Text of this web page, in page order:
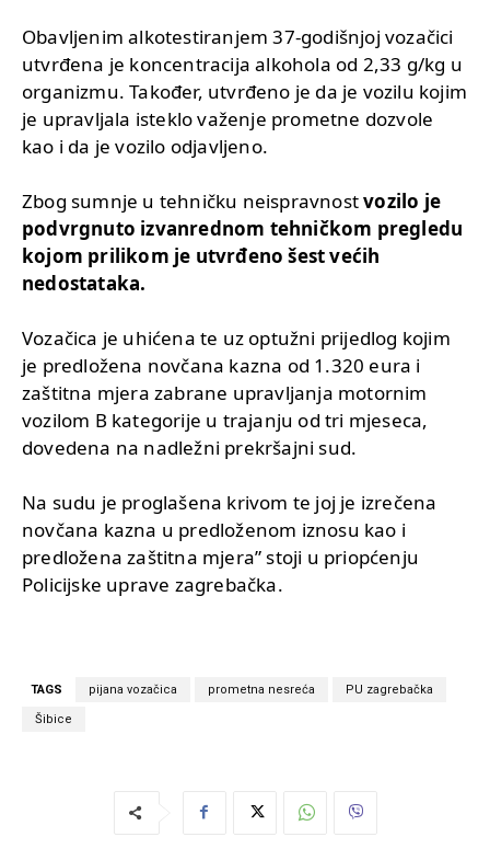
Obavljenim alkotestiranjem 37-godišnjoj vozačici
utvrđena je koncentracija alkohola od 2,33 g/kg u
organizmu. Također, utvrđeno je da je vozilu kojim
je upravljala isteklo važenje prometne dozvole
kao i da je vozilo odjavljeno.
Zbog sumnje u tehničku neispravnostvozilo je
podvrgnuto izvanrednom tehničkom pregledu
kojom prilikom je utvrđeno šest većih
nedostataka.
Vozačica je uhićena te uz optužni prijedlog kojim
je predložena novčana kazna od 1.320 eura i
zaštitna mjera zabrane upravljanja motornim
vozilom B kategorije u trajanju od tri mjeseca,
dovedena na nadležni prekršajni sud.
Na sudu je proglašena krivom te joj je izrečena
novčana kazna u predloženom iznosu kao i
predložena zaštitna mjera” stoji u priopćenju
Policijske uprave zagrebačka.
TAGS pijana vozačica prometna nesreća PU zagrebačka
Šibice